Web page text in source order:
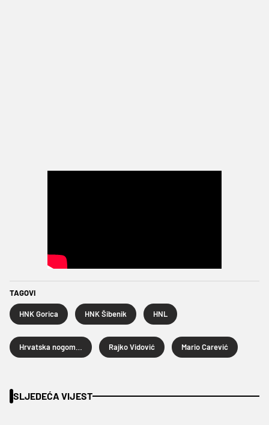
TAGOVI
HNK Gorica HNK Šibenik HNL
Rajko Vidović Mario Carević
SLJEDEĆA VIJEST